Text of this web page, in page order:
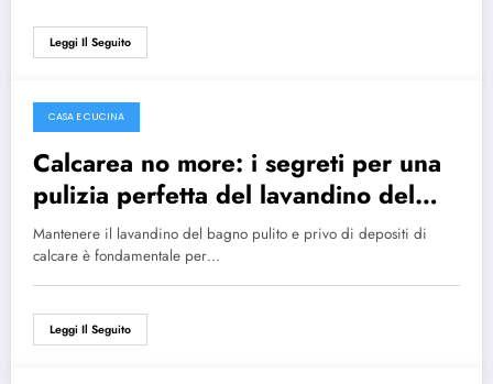
Leggi Il Seguito
Maggio 7, 2024
CASA E CUCINA
Calcarea no more: i segreti per una
pulizia perfetta del lavandino del
bagno
Mantenere il lavandino del bagno pulito e privo di depositi di
calcare è fondamentale per…
Leggi Il Seguito